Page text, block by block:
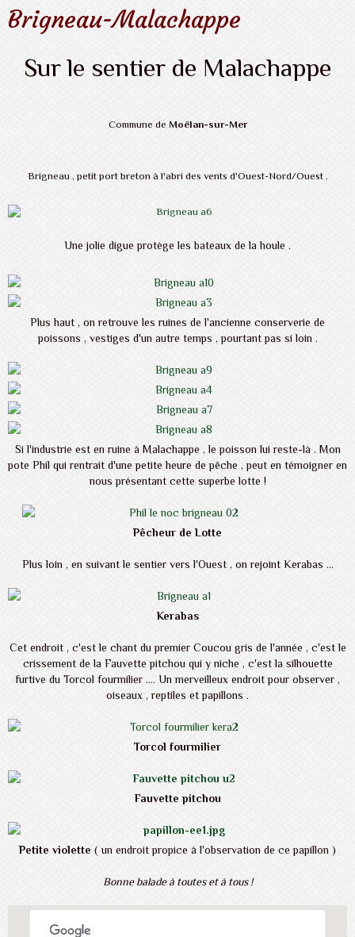
Brigneau-Malachappe
Sur le sentier de Malachappe
Commune deMoëlan-sur-Mer
Brigneau , petit port breton à l'abri des vents d'Ouest-Nord/Ouest .
Une jolie digue protège les bateaux de la houle .
Plus haut , on retrouve les ruines de l'ancienne conserverie de
poissons , vestiges d'un autre temps , pourtant pas si loin .
Si l'industrie est en ruine à Malachappe , le poisson lui reste-là . Mon
pote Phil qui rentrait d'une petite heure de pêche , peut en témoigner en
nous présentant cette superbe lotte !
Pêcheur de Lotte
Plus loin , en suivant le sentier vers l'Ouest , on rejoint Kerabas ...
Kerabas
Cet endroit , c'est le chant du premier Coucou gris de l'année , c'est le
crissement de la Fauvette pitchou qui y niche , c'est la silhouette
furtive du Torcol fourmilier .... Un merveilleux endroit pour observer ,
oiseaux , reptiles et papillons .
Torcol fourmilier
Fauvette pitchou
Petite violette( un endroit propice à l'observation de ce papillon )
Bonne balade à toutes et à tous !